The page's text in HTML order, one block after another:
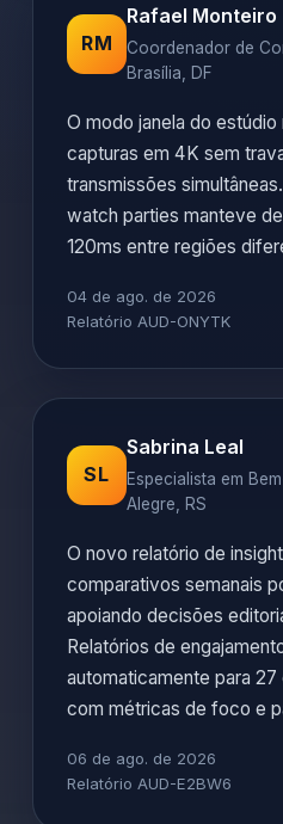
RM
Rafael Monteiro
Coordenador de
Brasília, DF
O modo janela do
capturas em 4K sem
transmissões
watch parties manteve
120ms entre regiões
04 de ago. de 2026
Relatório AUD-ONYTK
SL
Sabrina Leal
Especialista em
Alegre, RS
O novo relatório de
comparativos semanais
apoiando decisões
Relatórios de
automaticamente para
com métricas de foco e
06 de ago. de 2026
Relatório AUD-E2BW6